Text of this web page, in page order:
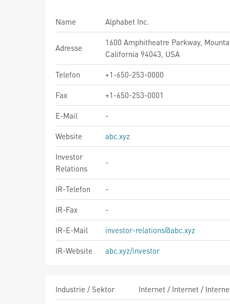
Name Alphabet Inc.
Adresse
1600 Amphitheatre Parkway,
California 94043, USA
Telefon
+1-650-253-0000
Fax
+1-650-253-0001
E-Mail
-
Website
abc.xyz
Investor
Relations
-
IR-Telefon
-
IR-Fax
-
IR-E-Mail
investor-relations@abc.xyz
IR-Website
abc.xyz/investor
Industrie / Sektor
Internet / Internet /